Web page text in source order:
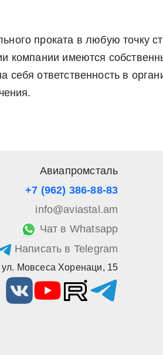
проката в любую точку
компании имеются
ответственность в
Авиапромсталь
+7 (962) 386-88-83
info@aviastal.am
Чат в Whatsapp
Написать в Telegram
ул. Мовсеса Хоренаци, 15
данных в соответствии со статьей
рассылку по
со статьей 9